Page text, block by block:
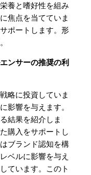
養と嗜好性を組み
焦点を当てていま
ポートします。形
ンサーの推奨の利
略に投資していま
影響を与えます。
結果を紹介しま
購入をサポートし
ブランド認知を構
ベルに影響を与え
ています。このト